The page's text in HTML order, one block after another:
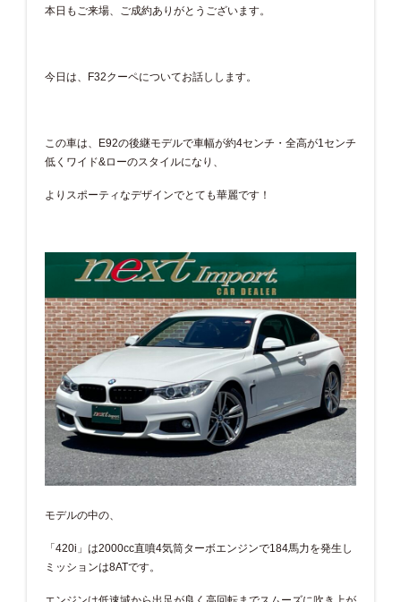
本日もご来場、ご成約ありがとうございます。
今日は、F32クーペについてお話しします。
この車は、E92の後継モデルで車幅が約4センチ・全高が1センチ
低くワイド&ローのスタイルになり、
よりスポーティなデザインでとても華麗です！
モデルの中の、
「420i」は2000cc直噴4気筒ターボエンジンで184馬力を発生し
ミッションは8ATです。